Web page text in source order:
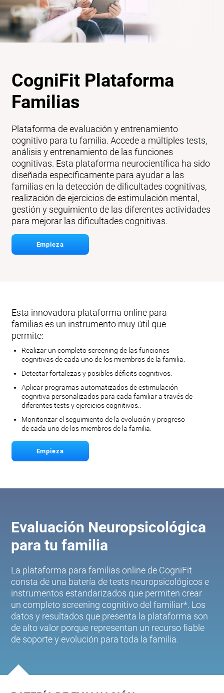
CogniFit Plataforma
Familias
Plataforma de evaluación y entrenamiento
cognitivo para tu familia. Accede a múltiples tests,
análisis y entrenamiento de las funciones
cognitivas. Esta plataforma neurocientífica ha sido
diseñada específicamente para ayudar a las
familias en la detección de dificultades cognitivas,
realización de ejercicios de estimulación mental,
gestión y seguimiento de las diferentes actividades
para mejorar las dificultades cognitivas.
Empieza
Esta innovadora plataforma online para
familias es un instrumento muy útil que
permite:
Realizar un completo screening de las funciones
cognitivas de cada uno de los miembros de la familia.
Detectar fortalezas y posibles déficits cognitivos.
Aplicar programas automatizados de estimulación
cognitiva personalizados para cada familiar a través de
diferentes tests y ejercicios cognitivos..
Monitorizar el seguimiento de la evolución y progreso
de cada uno de los miembros de la familia.
Empieza
Evaluación Neuropsicológica
para tu familia
La plataforma para familias online de CogniFit
consta de una batería de tests neuropsicológicos e
instrumentos estandarizados que permiten crear
un completo screening cognitivo del familiar*. Los
datos y resultados que presenta la plataforma son
de alto valor porque representan un recurso fiable
de soporte y evolución para toda la familia.